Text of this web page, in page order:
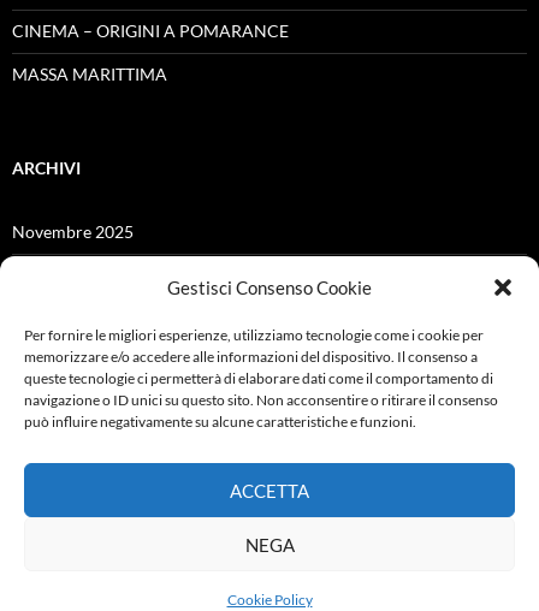
Gestisci Consenso Cookie
Per fornire le migliori esperienze, utilizziamo tecnologie come i cookie per
memorizzare e/o accedere alle informazioni del dispositivo. Il consenso a
queste tecnologie ci permetterà di elaborare dati come il comportamento di
navigazione o ID unici su questo sito. Non acconsentire o ritirare il consenso
può influire negativamente su alcune caratteristiche e funzioni.
ACCETTA
NEGA
Cookie Policy
CINEMA – ORIGINI A POMARANCE
MASSA MARITTIMA
ARCHIVI
Novembre 2025
Giugno 2021
Febbraio 2021